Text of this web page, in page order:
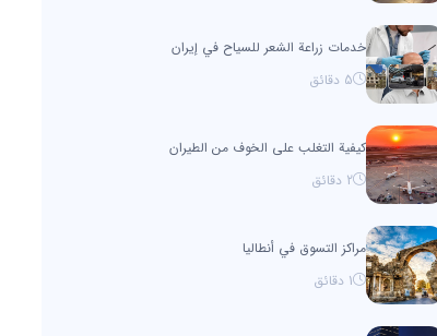
خدمات زراعة الشعر للسياح في إيران
5 دقائق
كيفية التغلب على الخوف من الطيران
2 دقائق
مراكز التسوق في أنطاليا
1 دقائق